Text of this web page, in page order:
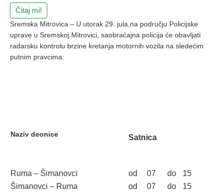
Čitaj mi!
Sremska Mitrovica – U utorak 29. jula,na području Policijske
uprave u Sremskoj Mitrovici, saobraćajna policija će obavljati
radarsku kontrolu brzine kretanja motornih vozila na sledećim
putnim pravcima:
Naziv deonice Satnica
Ruma – Šimanovci od 07 do
15
Šimanovci – Ruma
od 07 do
15